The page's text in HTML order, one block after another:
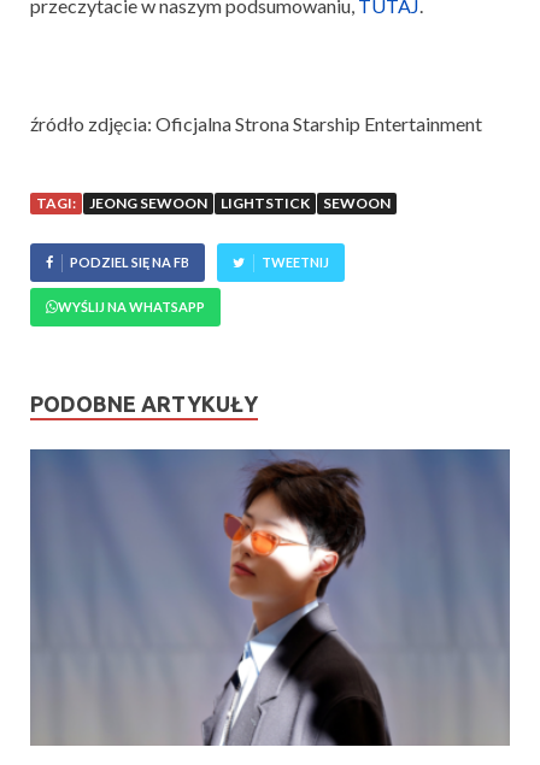
przeczytacie w naszym podsumowaniu, TUTAJ.
źródło zdjęcia: Oficjalna Strona Starship Entertainment
TAGI: JEONG SEWOON LIGHTSTICK SEWOON
PODZIEL SIĘ NA FB TWEETNIJ
WYŚLIJ NA WHATSAPP
PODOBNE ARTYKUŁY